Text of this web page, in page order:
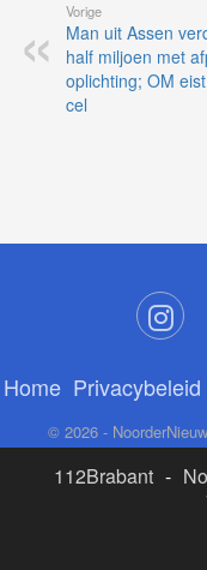
Vorige
Man uit Assen
half miljoen met
oplichting; OM
cel
Home Privacybeleid
© 2026 -
112Brabant -